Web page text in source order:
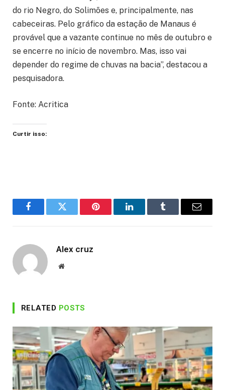
do rio Negro, do Solimões e, principalmente, nas
cabeceiras. Pelo gráfico da estação de Manaus é
provável que a vazante continue no mês de outubro e
se encerre no início de novembro. Mas, isso vai
depender do regime de chuvas na bacia”, destacou a
pesquisadora.
Fonte: Acritica
Curtir isso:
FacebookTwitter Pinterest LinkedInTumblr Email
Alex cruz
Website
RELATED POSTS